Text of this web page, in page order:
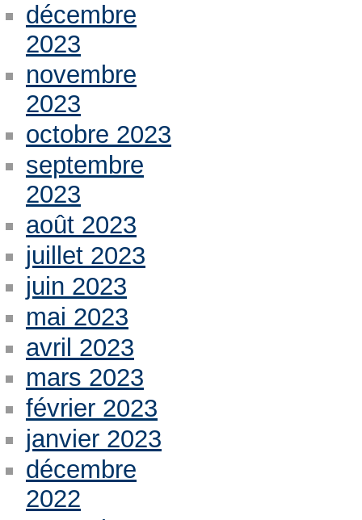
décembre
2023
novembre
2023
octobre 2023
septembre
2023
août 2023
juillet 2023
juin 2023
mai 2023
avril 2023
mars 2023
février 2023
janvier 2023
décembre
2022